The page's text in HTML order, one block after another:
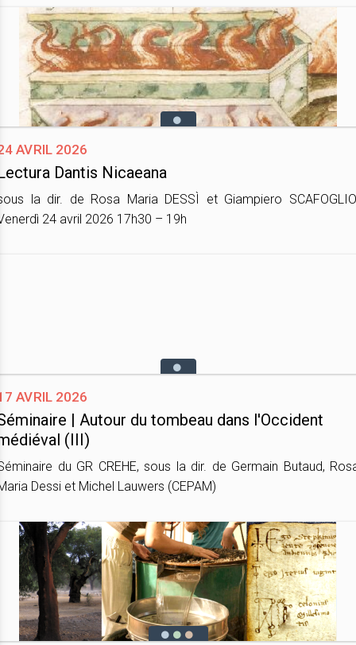
avril 2026
Dantis Nicaeana
la dir. de Rosa Maria DESSÌ et Giampiero
24 avril 2026 17h30 – 19h
avril 2026
| Autour du tombeau dans l'Occident
(III)
du GR CREHE, sous la dir. de Germain Butaud,
Dessi et Michel Lauwers (CEPAM)